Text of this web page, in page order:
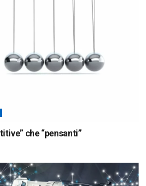
che “pensanti”